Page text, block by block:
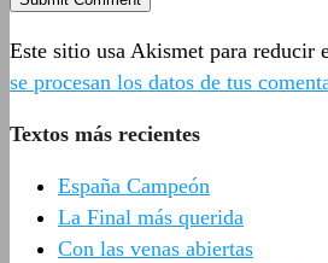
Este sitio usa Akismet para reducir
se procesan los datos de tus
Textos más recientes
España Campeón
La Final más querida
Con las venas abiertas